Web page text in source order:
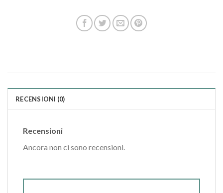
RECENSIONI (0)
Recensioni
Ancora non ci sono recensioni.